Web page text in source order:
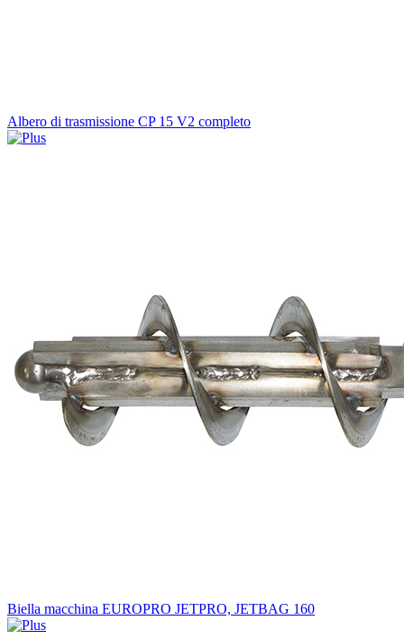
Albero di trasmissione CP 15 V2 completo
Biella macchina EUROPRO JETPRO, JETBAG 160